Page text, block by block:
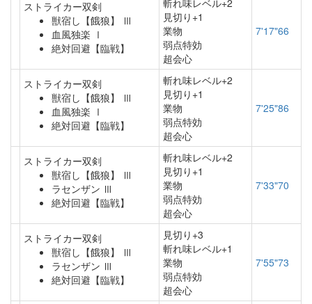
ストライカー双剣
獣宿し【餓狼】 Ⅲ
血風独楽 Ⅰ
絶対回避【臨戦】
斬れ味レベル+2
見切り+1
業物
弱点特効
超会心
7'17"66
ストライカー双剣
獣宿し【餓狼】 Ⅲ
血風独楽 Ⅰ
絶対回避【臨戦】
斬れ味レベル+2
見切り+1
業物
弱点特効
超会心
7'25"86
ストライカー双剣
獣宿し【餓狼】 Ⅲ
ラセンザン Ⅲ
絶対回避【臨戦】
斬れ味レベル+2
見切り+1
業物
弱点特効
超会心
7'33"70
ストライカー双剣
獣宿し【餓狼】 Ⅲ
ラセンザン Ⅲ
絶対回避【臨戦】
見切り+3
斬れ味レベル+1
業物
弱点特効
超会心
7'55"73